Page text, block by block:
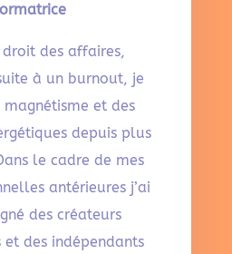
droit des affaires,
à un burnout, je
et des
depuis plus
le cadre de mes
antérieures j’ai
des créateurs
et des indépendants